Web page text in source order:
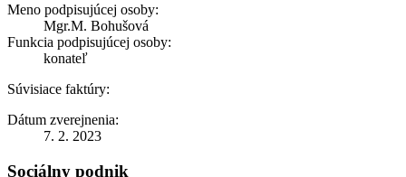
Meno podpisujúcej osoby:
Mgr.M. Bohušová
Funkcia podpisujúcej osoby:
konateľ
Súvisiace faktúry:
Dátum zverejnenia:
7. 2. 2023
Sociálny podnik